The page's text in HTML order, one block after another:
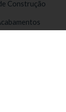
Construção